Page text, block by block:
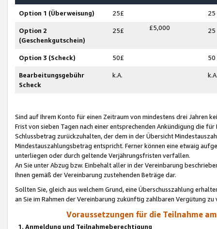
Option 1 (Überweisung) 25£ 25
Option 2
(Geschenkgutschein)
25£ £5,000 25
Option 3 (Scheck) 50£ 50
Bearbeitungsgebühr
Scheck
k.A.
Sind auf Ihrem Konto für einen Zeitraum von mindestens drei Jahren
Frist von sieben Tagen nach einer entsprechenden Ankündigung die
Schlussbetrag zurückzuhalten, der dem in der Übersicht
Mindestauszahlungsbetrag entspricht. Ferner können eine etwaig
unterliegen oder durch geltende Verjährungsfristen verfallen.
An Sie unter Abzug bzw. Einbehalt aller in der Vereinbarung
Ihnen gemäß der Vereinbarung zustehenden Beträge dar.
Sollten Sie, gleich aus welchem Grund, eine Überschusszahlung
an Sie im Rahmen der Vereinbarung zukünftig zahlbaren Vergütung zu
Voraussetzungen für die Teilnahme
1. Anmeldung und Teilnahmeberechtigung